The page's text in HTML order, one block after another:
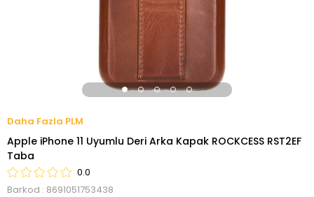
PLM
Apple iPhone 11 Uyumlu Deri Arka Kapak ROCKCESS RST2EF
Taba
0.0
Barkod : 8691051753438